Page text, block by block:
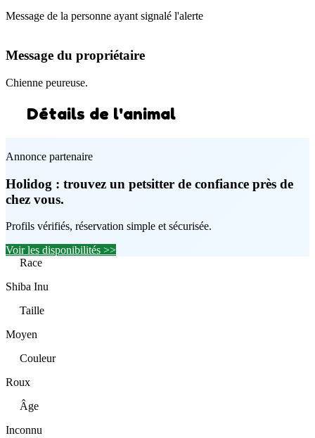
Message de la personne ayant signalé l'alerte
Message du propriétaire
Chienne peureuse.
Détails de l'animal
Annonce partenaire
Holidog : trouvez un petsitter de confiance près de
chez vous.
Profils vérifiés, réservation simple et sécurisée.
Voir les disponibilités >>
Race
Shiba Inu
Taille
Moyen
Couleur
Roux
Âge
Inconnu